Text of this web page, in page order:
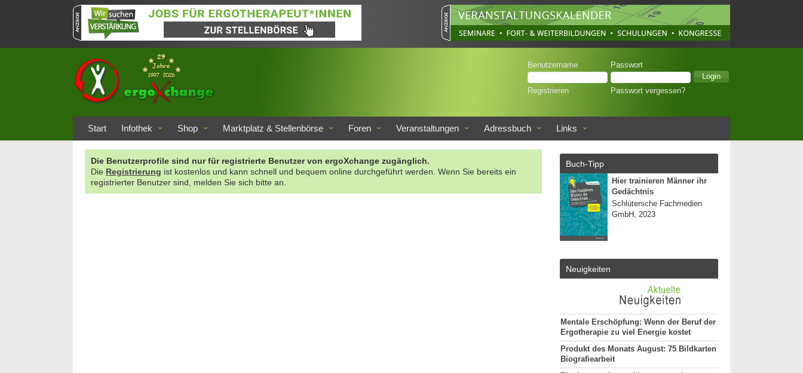
Benutzername Passwort
Registrieren Passwort vergessen?
Start Infothek Shop Marktplatz & Stellenbörse Foren Veranstaltungen Adressbuch Links
Die Benutzerprofile sind nur für registrierte Benutzer von ergoXchange zugänglich.
Die Registrierung ist kostenlos und kann schnell und bequem online durchgeführt werden. Wenn Sie bereits ein
registrierter Benutzer sind, melden Sie sich bitte an.
Buch-Tipp
Hier trainieren Männer ihr
Gedächtnis
Schlütersche Fachmedien
GmbH, 2023
Neuigkeiten
Mentale Erschöpfung: Wenn der Beruf der
Ergotherapie zu viel Energie kostet
Produkt des Monats August: 75 Bildkarten
Biografiearbeit